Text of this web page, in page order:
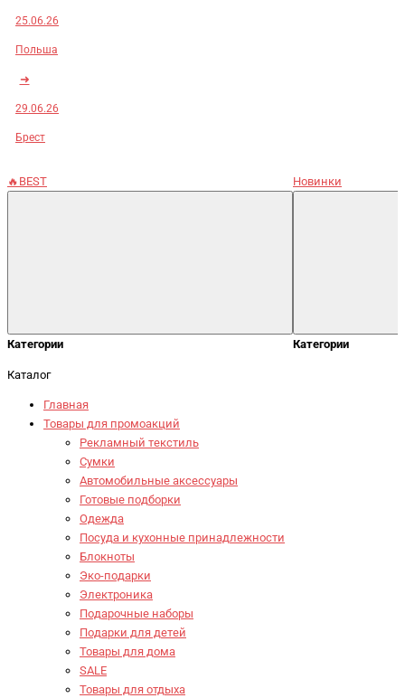
25.06.26
Польша
➜
29.06.26
Брест
🔥BEST
Категории
Новинки
Категории
Каталог
Главная
Товары для промоакций
Рекламный текстиль
Сумки
Автомобильные аксессуары
Готовые подборки
Одежда
Посуда и кухонные принадлежности
Блокноты
Эко-подарки
Электроника
Подарочные наборы
Подарки для детей
Товары для дома
SALE
Товары для отдыха